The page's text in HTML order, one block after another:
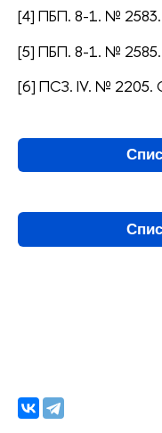
[4] ПБП. 8-1. №
[5] ПБП. 8-1. №
[6] ПСЗ. IV. № 2205.